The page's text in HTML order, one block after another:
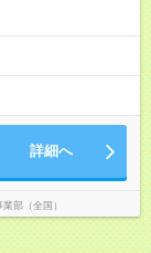
詳細へ
部（全国）